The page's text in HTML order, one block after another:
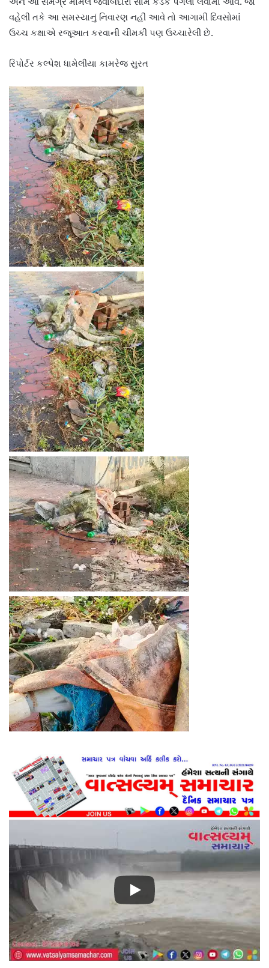
વહેલી તકે આ સમસ્યાનું નિવારણ નહીં આવે તો આગામી દિવસોમાં
ઉચ્ચ કક્ષાએ રજૂઆત કરવાની ચીમકી પણ ઉચ્ચારેલી છે.
રિપોર્ટર કલ્પેશ ધામેલીયા કામરેજ સુરત